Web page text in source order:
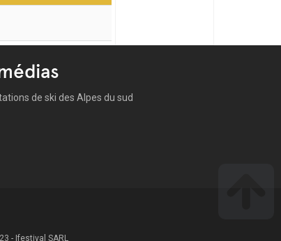
de ski des Alpes du sud
- Ifestival SARL